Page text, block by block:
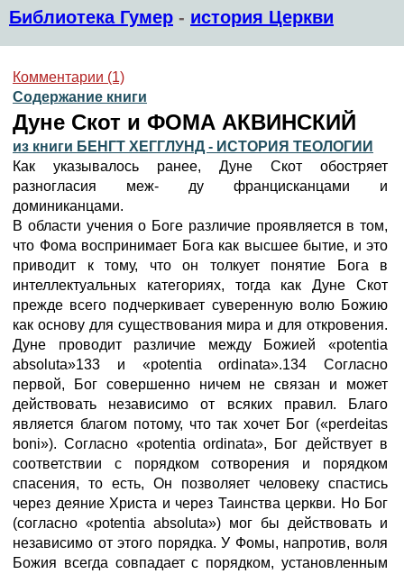
Библиотека Гумер - история Церкви
Комментарии (1)
Содержание книги
Дуне Скот и ФОМА АКВИНСКИЙ
из книги БЕНГТ ХЕГГЛУНД - ИСТОРИЯ ТЕОЛОГИИ
Как указывалось ранее, Дуне Скот обостряет
разногласия меж- ду францисканцами и
доминиканцами.
В области учения о Боге различие проявляется в том,
что Фома воспринимает Бога как высшее бытие, и это
приводит к тому, что он толкует понятие Бога в
интеллектуальных категориях, тогда как Дуне Скот
прежде всего подчеркивает суверенную волю Божию
как основу для существования мира и для откровения.
Дуне проводит различие между Божией «potentia
absoluta»133 и «potentia ordinata».134 Согласно
первой, Бог совершенно ничем не связан и может
действовать независимо от всяких правил. Благо
является благом потому, что так хочет Бог («perdeitas
boni»). Согласно «potentia ordinata», Бог действует в
соответствии с порядком сотворения и порядком
спасения, то есть, Он позволяет человеку спастись
через деяние Христа и через Таинства церкви. Но Бог
(согласно «potentia absoluta») мог бы действовать и
независимо от этого порядка. У Фомы, напротив, воля
Божия всегда совпадает с порядком, установленным